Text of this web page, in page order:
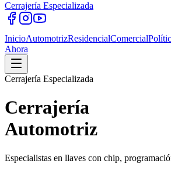
Cerrajería Especializada
InicioAutomotrizResidencialComercial
Ahora
Cerrajería Especializada
Cerrajería
Automotriz
Especialistas en llaves con chip,